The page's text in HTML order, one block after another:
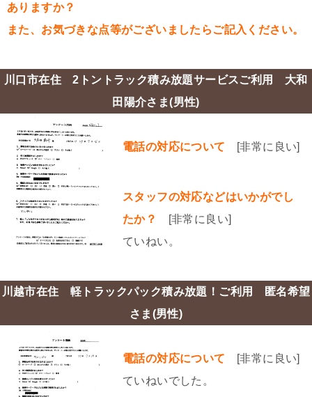
ありますか？
また、お気づきな点等がございましたらご記入ください。
川口市在住 2トントラック積み放題サービスご利用 大和
田陽介さま(男性)
電話の対応について [非常に良い]
スタッフの対応などはいかがでし
たか？
[非常に良い]
ていねい。
川越市在住 軽トラックパック積み放題！ご利用 匿名希望
さま(男性)
電話の対応について [非常に良い]
ていねいでした。